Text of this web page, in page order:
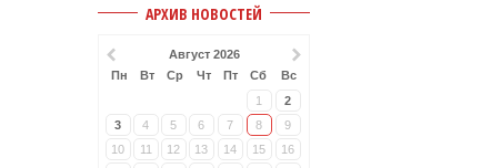
АРХИВ НОВОСТЕЙ
Август 2026
Пн
Вт Ср Чт Пт Сб
Вс
1
2
3
4 5 6 7 8
9
10
11 12 13 14 15
16